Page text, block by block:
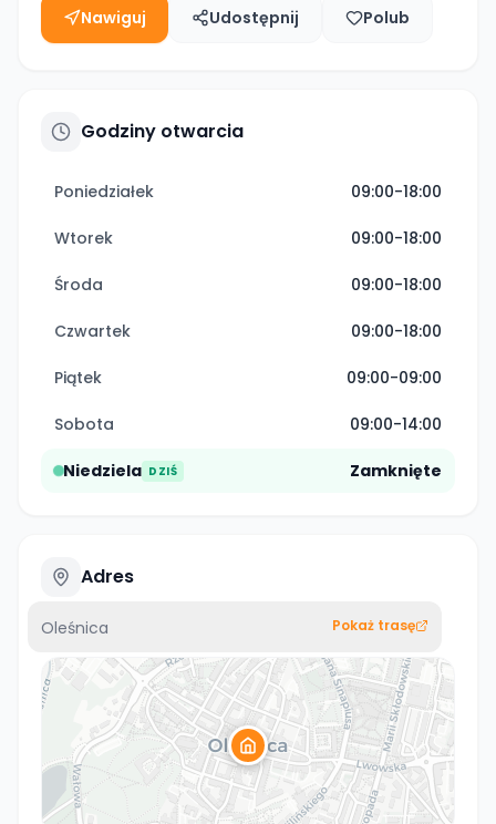
Nawiguj Udostępnij Polub
Godziny otwarcia
Poniedziałek 09:00-18:00
Wtorek 09:00-18:00
Środa 09:00-18:00
Czwartek 09:00-18:00
Piątek 09:00-09:00
Sobota 09:00-14:00
Niedziela DZIŚ Zamknięte
Adres
Oleśnica Pokaż trasę